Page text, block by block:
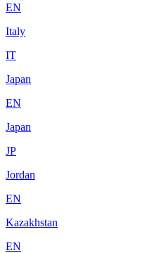
EN
Italy
IT
Japan
EN
Japan
JP
Jordan
EN
Kazakhstan
EN